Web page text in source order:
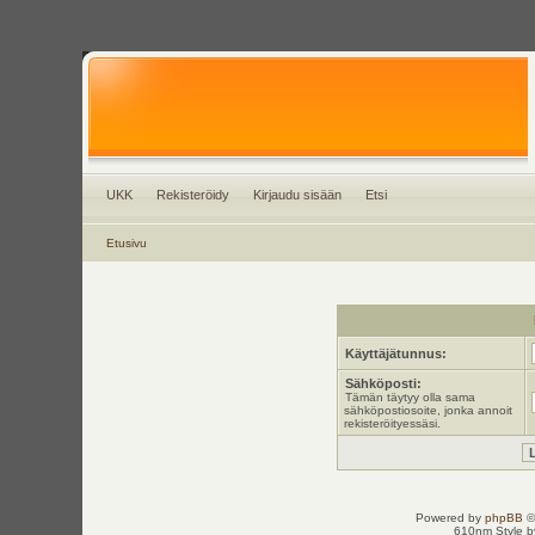
UKK Rekisteröidy Kirjaudu sisään Etsi
Etusivu
Käyttäjätunnus:
Sähköposti:
Tämän täytyy olla sama
sähköpostiosoite, jonka annoit
rekisteröityessäsi.
Powered by phpBB
610nm Style